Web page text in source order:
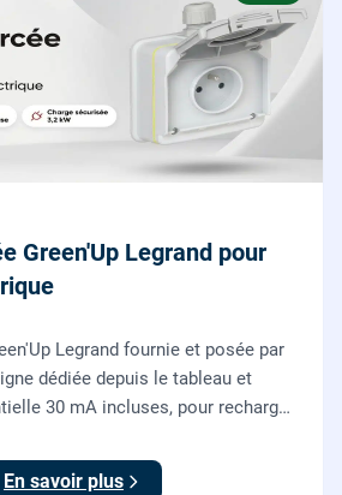
Green'Up Legrand pour
Legrand fournie et posée par
dédiée depuis le tableau et
30 mA incluses, pour recharger
En savoir plus